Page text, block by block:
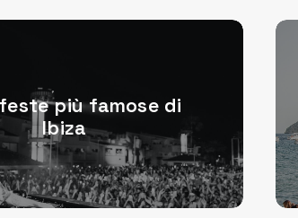
più famose di
Ibiza